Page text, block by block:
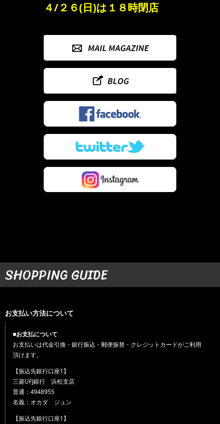
４/２６(日)は１８時閉店
SHOPPING GUIDE
お支払い方法について
■お支払について
お支払いは代金引換・銀行振込・郵便振替・クレジットカードがご利用
頂けます。
【振込先銀行口座1】
三菱UFJ銀行 浜松支店
普通：4948955
名義：オカダ ジュン
【振込先銀行口座1】